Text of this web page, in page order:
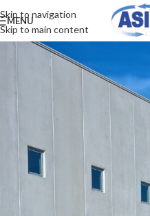
Skip to navigation
Skip to main content
MENU